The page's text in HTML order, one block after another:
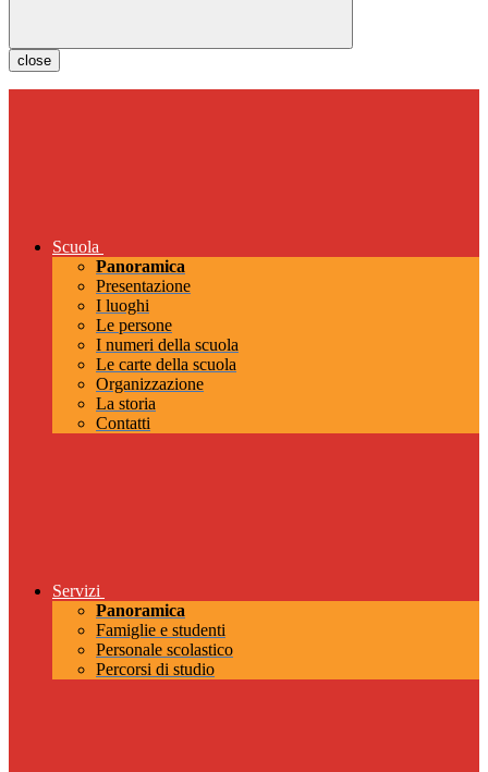
close
Scuola
Panoramica
Presentazione
I luoghi
Le persone
I numeri della scuola
Le carte della scuola
Organizzazione
La storia
Contatti
Servizi
Panoramica
Famiglie e studenti
Personale scolastico
Percorsi di studio